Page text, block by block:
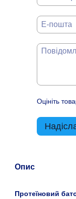
Оцініть
Опис
Протеїновий